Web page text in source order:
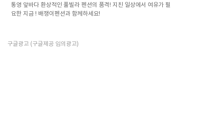
통영 앞바다 환상적인 풀빌라 펜션의 품격! 지친 일상에서 여유가 필
요한 지금 ! 배쟁이펜션과 함께하세요!
구글광고 (구글제공 임의광고)